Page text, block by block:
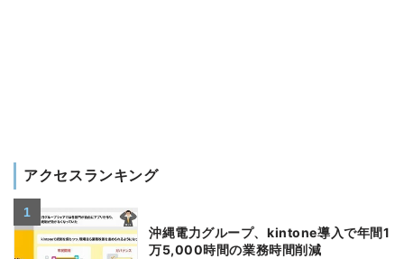
アクセスランキング
沖縄電力グループ、kintone導入で年間1
万5,000時間の業務時間削減